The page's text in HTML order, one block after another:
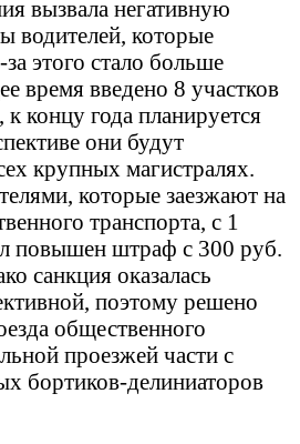
вызвала негативную
водителей, которые
этого стало больше
время введено 8 участков
концу года планируется
они будут
крупных магистралях.
которые заезжают на
транспорта, с 1
повышен штраф с 300 руб.
санкция оказалась
поэтому решено
общественного
проезжей части с
бортиков-делиниаторов